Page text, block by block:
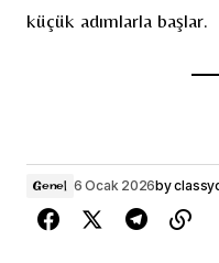
küçük adımlarla başlar.
Genel 6 Ocak 2026by